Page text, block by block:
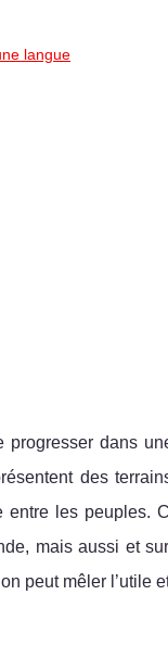
langue
dans
des
les peuples.
mais aussi et
peut mêler l’utile